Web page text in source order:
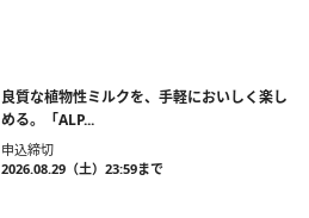
良質な植物性ミルクを、手軽においしく楽し
める。「ALP...
申込締切
2026.08.29（土）23:59まで